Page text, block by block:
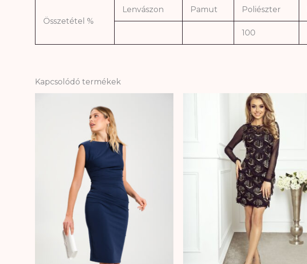
Összetétel %
Lenvászon Pamut Poliészter
100
Kapcsolódó termékek